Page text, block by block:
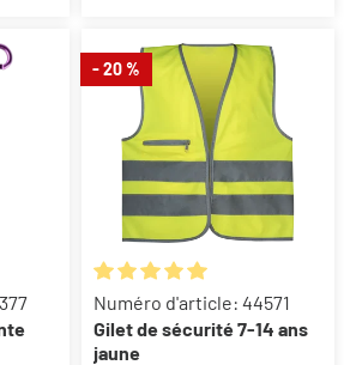
sur 5 étoiles
- 20 %
Note moyenne de 5 sur 5
Numéro d'article: 44571
Gilet de sécurité 7-14 ans
jaune